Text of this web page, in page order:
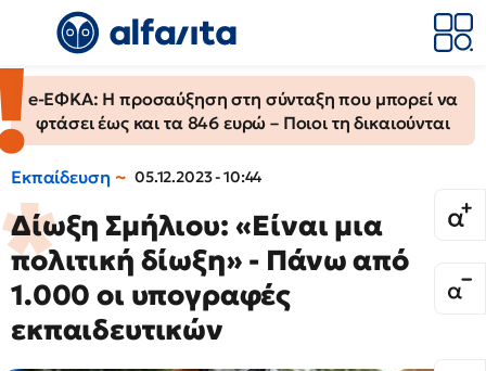
e-ΕΦΚΑ: Η προσαύξηση στη σύνταξη που μπορεί να
φτάσει έως και τα 846 ευρώ – Ποιοι τη δικαιούνται
Εκπαίδευση 05.12.2023 - 10:44
Δίωξη Σμήλιου: «Είναι μια
πολιτική δίωξη» - Πάνω από
1.000 οι υπογραφές
εκπαιδευτικών